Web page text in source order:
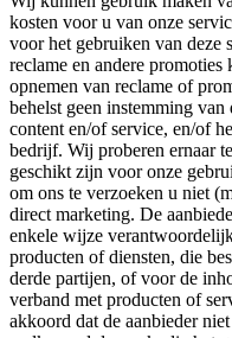
kosten voor u van onze
voor het gebruiken van deze
reclame en andere
opnemen van reclame of
behelst geen instemming van
content en/of service, en/of
bedrijf. Wij proberen ernaar
geschikt zijn voor onze
om ons te verzoeken u niet
direct marketing. De
enkele wijze
producten of diensten, die
derde partijen, of voor de
verband met producten of
akkoord dat de aanbieder